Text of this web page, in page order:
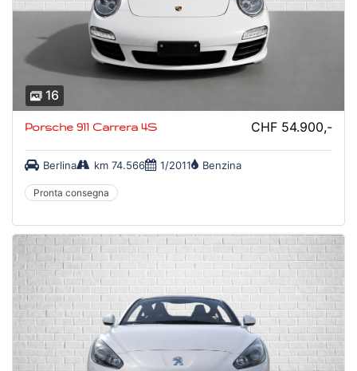
16
Porsche 911 Carrera 4S CHF 54.900,-
Berlina km 74.566 1/2011 Benzina
Pronta consegna